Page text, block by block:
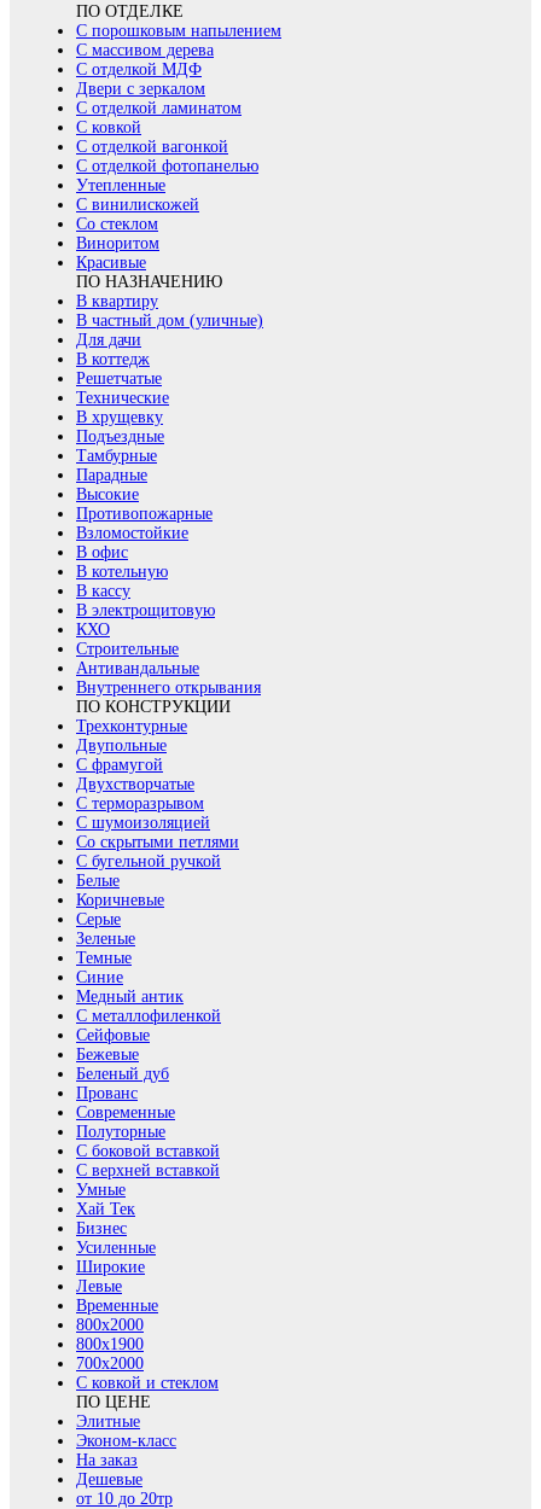
ПО ОТДЕЛКЕ
С порошковым напылением
С массивом дерева
С отделкой МДФ
Двери с зеркалом
С отделкой ламинатом
С ковкой
С отделкой вагонкой
С отделкой фотопанелью
Утепленные
С винилискожей
Со стеклом
Виноритом
Красивые
ПО НАЗНАЧЕНИЮ
В квартиру
В частный дом (уличные)
Для дачи
В коттедж
Решетчатые
Технические
В хрущевку
Подъездные
Тамбурные
Парадные
Высокие
Противопожарные
Взломостойкие
В офис
В котельную
В кассу
В электрощитовую
КХО
Строительные
Антивандальные
Внутреннего открывания
ПО КОНСТРУКЦИИ
Трехконтурные
Двупольные
С фрамугой
Двухстворчатые
С терморазрывом
С шумоизоляцией
Со скрытыми петлями
С бугельной ручкой
Белые
Коричневые
Серые
Зеленые
Темные
Синие
Медный антик
С металлофиленкой
Сейфовые
Бежевые
Беленый дуб
Прованс
Современные
Полуторные
С боковой вставкой
С верхней вставкой
Умные
Хай Тек
Бизнес
Усиленные
Широкие
Левые
Временные
800х2000
800x1900
700x2000
С ковкой и стеклом
ПО ЦЕНЕ
Элитные
Эконом-класс
На заказ
Дешевые
от 10 до 20тр